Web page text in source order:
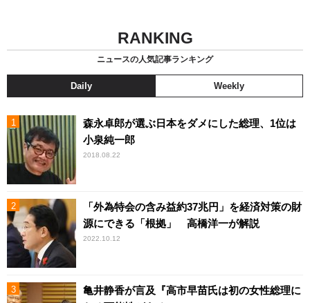
RANKING
ニュースの人気記事ランキング
Daily Weekly
森永卓郎が選ぶ日本をダメにした総理、1位は
小泉純一郎
2018.08.22
「外為特会の含み益約37兆円」を経済対策の財
源にできる「根拠」 高橋洋一が解説
2022.10.12
亀井静香が言及『高市早苗氏は初の女性総理に